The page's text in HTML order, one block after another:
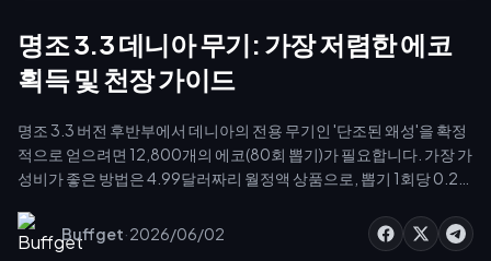
명조 3.3 데니아 무기: 가장 저렴한 에코
획득 및 천장 가이드
명조 3.3 버전 후반부에서 데니아의 전용 무기인 '단조된 왜성'을 확정
적으로 얻으려면 12,800개의 에코(80회 뽑기)가 필요합니다. 가장 가
성비가 좋은 방법은 4.99달러짜리 월정액 상품으로, 뽑기 1회당 0.27
의 무료 단조의 물결과 3.3 버전 이벤트로 얻을 수 있는 12,170개의 무
료 에코를 더하면 실제 현금 지출을 최소화할 수 있습니다. 정확한 계산
Buffget·2026/06/02